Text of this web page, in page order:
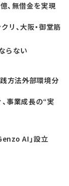
、無借金を実現
リ、大阪・御堂筋
らない
法――外部環境分
事業成長の“実
AI」設立